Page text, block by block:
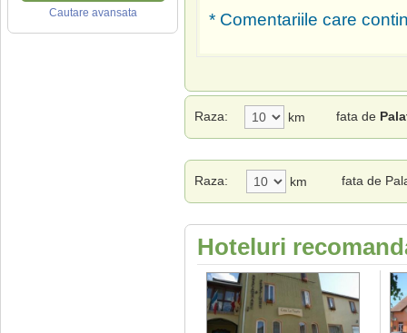
Cautare avansata * Comentariile care
Raza: km fata de
Raza: km fata de
Hoteluri